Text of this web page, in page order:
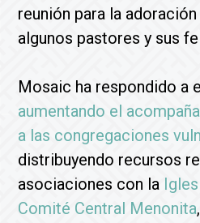
reunión para la
algunos pastores y sus
Mosaic ha respondido a
aumentando el
a las congregaciones
distribuyendo recursos
asociaciones con la
Comité Central Menonita